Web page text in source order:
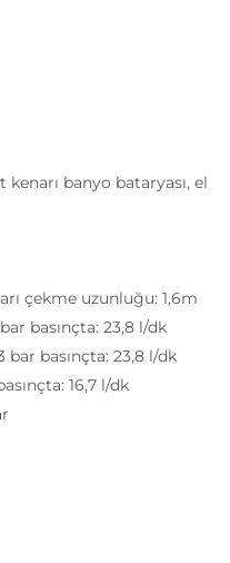
banyo bataryası, el
çekme uzunluğu: 1,6m
basınçta: 23,8 l/dk
bar basınçta: 23,8 l/dk
16,7 l/dk